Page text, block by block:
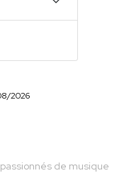
2026
de musique